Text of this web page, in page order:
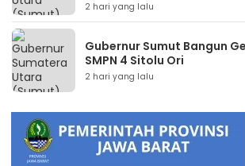
2 hari yang lalu
Gubernur Sumut Bangun
SMPN 4 Sitolu Ori
2 hari yang lalu